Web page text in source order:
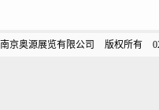
南京奥源展览有限公司 版权所有